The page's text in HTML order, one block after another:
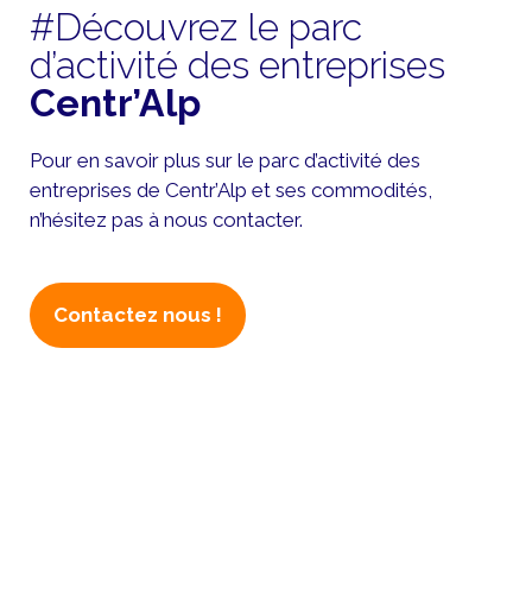
#Découvrez le parc
d’activité des entreprises
Centr’Alp
Pour en savoir plus sur le parc d’activité des
entreprises de Centr’Alp et ses commodités,
n’hésitez pas à nous contacter.
Contactez nous !